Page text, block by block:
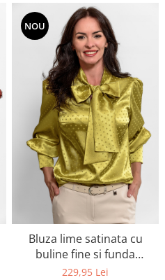
NOU
Bluza lime satinata cu
buline fine si funda
eleganta la gat
229,95 Lei